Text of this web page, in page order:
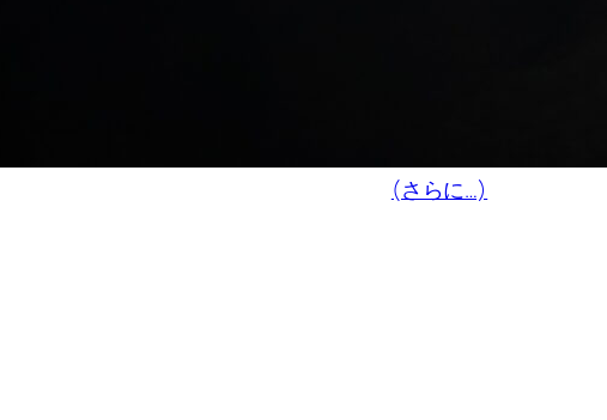
(さらに…)